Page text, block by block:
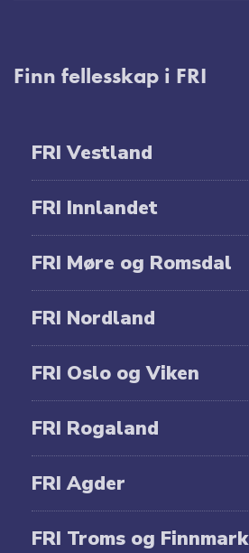
Finn fellesskap i FRI
FRI Vestland
FRI Innlandet
FRI Møre og Romsdal
FRI Nordland
FRI Oslo og Viken
FRI Rogaland
FRI Agder
FRI Troms og Finnmark